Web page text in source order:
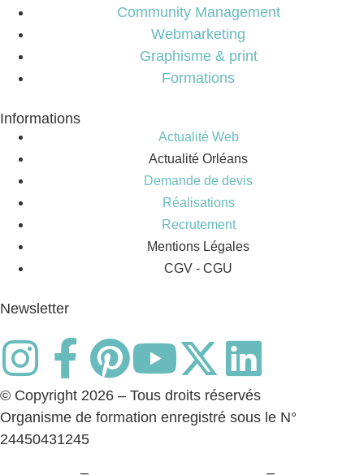
Community Management
Webmarketing
Graphisme & print
Formations
Informations
Actualité Web
Actualité Orléans
Demande de devis
Réalisations
Recrutement
Mentions Légales
CGV - CGU
Newsletter
© Copyright 2026 – Tous droits réservés
Organisme de formation enregistré sous le N°
24450431245